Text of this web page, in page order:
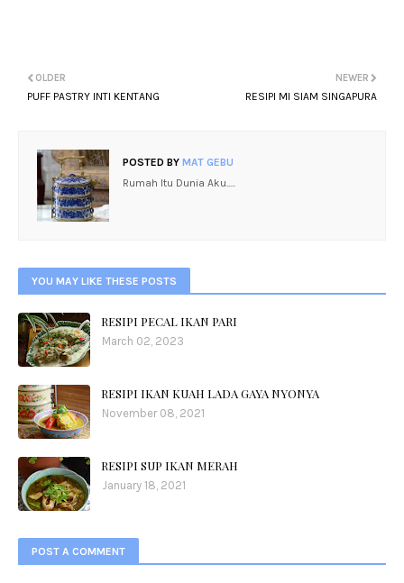
NEWER
RESIPI MI SIAM SINGAPURA
OLDER
PUFF PASTRY INTI KENTANG
POSTED BY MAT GEBU
Rumah Itu Dunia Aku.....
YOU MAY LIKE THESE POSTS
RESIPI PECAL IKAN PARI
March 02, 2023
RESIPI IKAN KUAH LADA GAYA NYONYA
November 08, 2021
RESIPI SUP IKAN MERAH
January 18, 2021
POST A COMMENT